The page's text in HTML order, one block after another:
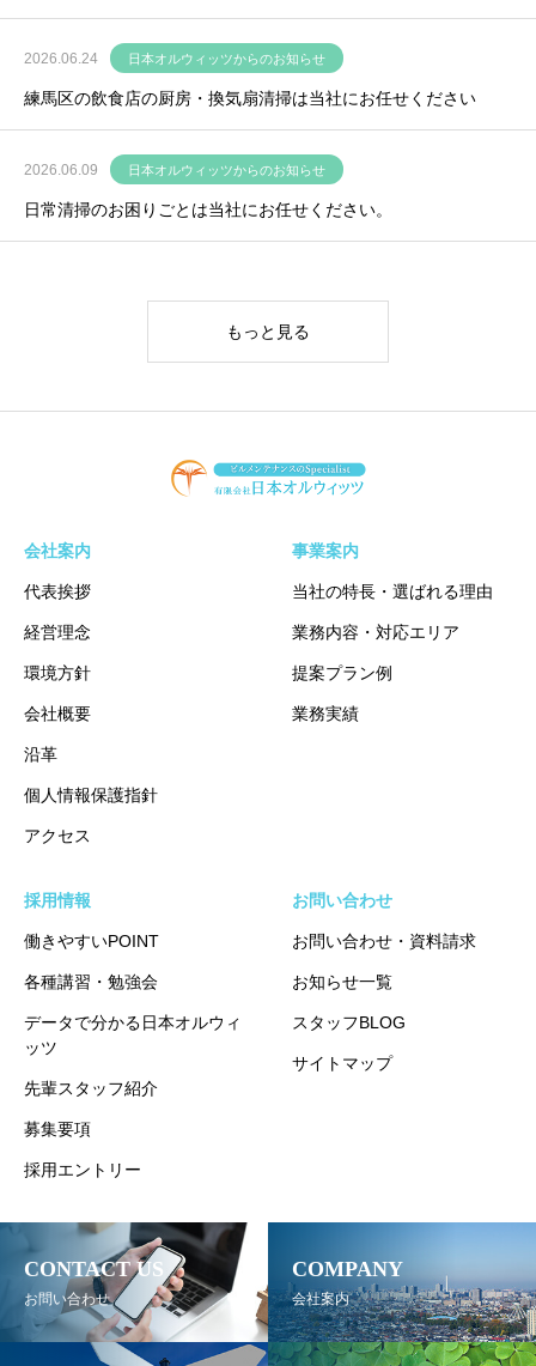
2026.06.24 日本オルウィッツからのお知らせ
練馬区の飲食店の厨房・換気扇清掃は当社にお任せください
2026.06.09 日本オルウィッツからのお知らせ
日常清掃のお困りごとは当社にお任せください。
もっと見る
会社案内
代表挨拶
経営理念
環境方針
会社概要
沿革
個人情報保護指針
アクセス
事業案内
当社の特長・選ばれる理由
業務内容・対応エリア
提案プラン例
業務実績
採用情報
働きやすいPOINT
各種講習・勉強会
データで分かる日本オルウィ
ッツ
先輩スタッフ紹介
募集要項
採用エントリー
お問い合わせ
お問い合わせ・資料請求
お知らせ一覧
スタッフBLOG
サイトマップ
CONTACT US
お問い合わせ
COMPANY
会社案内